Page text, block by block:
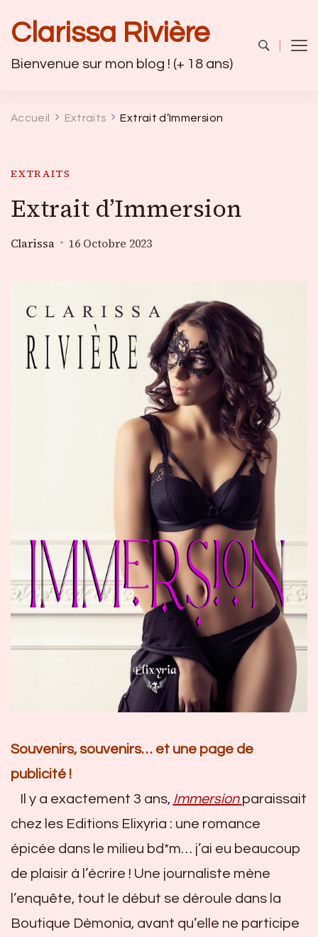
Clarissa Rivière
Bienvenue sur mon blog ! (+ 18 ans)
Accueil Extraits Extrait d’Immersion
EXTRAITS
Extrait d’Immersion
Clarissa 16 Octobre 2023
Souvenirs, souvenirs… et une page de
publicité !
Il y a exactement 3 ans, Immersion paraissait
chez les Editions Elixyria : une romance
épicée dans le milieu bd*m… j’ai eu beaucoup
de plaisir à l’écrire ! Une journaliste mène
l’enquête, tout le début se déroule dans la
Boutique Dèmonia, avant qu’elle ne participe